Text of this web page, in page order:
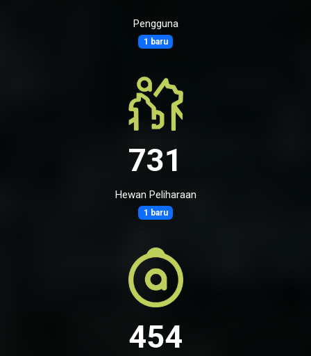
Pengguna
1 baru
731
Hewan Peliharaan
1 baru
454